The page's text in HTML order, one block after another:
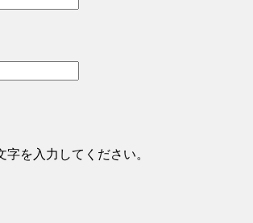
字を入力してください。